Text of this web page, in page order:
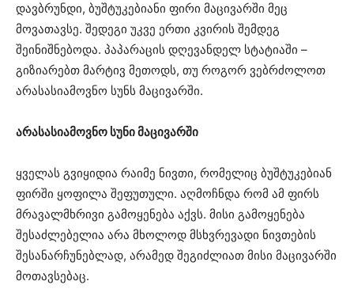
დავბრუნდი, ბუშტუკებიანი ფირი მაცივარში მეც
მოვათავსე. შედეგი უკვე ერთი კვირის შემდეგ
შეინიშნებოდა. პაპარაცის დღევანდელ სტატიაში –
გიზიარებთ მარტივ მეთოდს, თუ როგორ ვებრძოლოთ
არასასიამოვნო სუნს მაცივარში.
არასასიამოვნო სუნი მაცივარში
ყველას გვიყიდია რაიმე ნივთი, რომელიც ბუშტუკებიან
ფირში ყოფილა შეფუთული. აღმოჩნდა რომ ამ ფირს
მრავალმხრივი გამოყენება აქვს. მისი გამოყენება
შესაძლებელია არა მხოლოდ მსხვრევადი ნივთების
შესანარჩუნებლად, არამედ შეგიძლიათ მისი მაცივარში
მოთავსებაც.